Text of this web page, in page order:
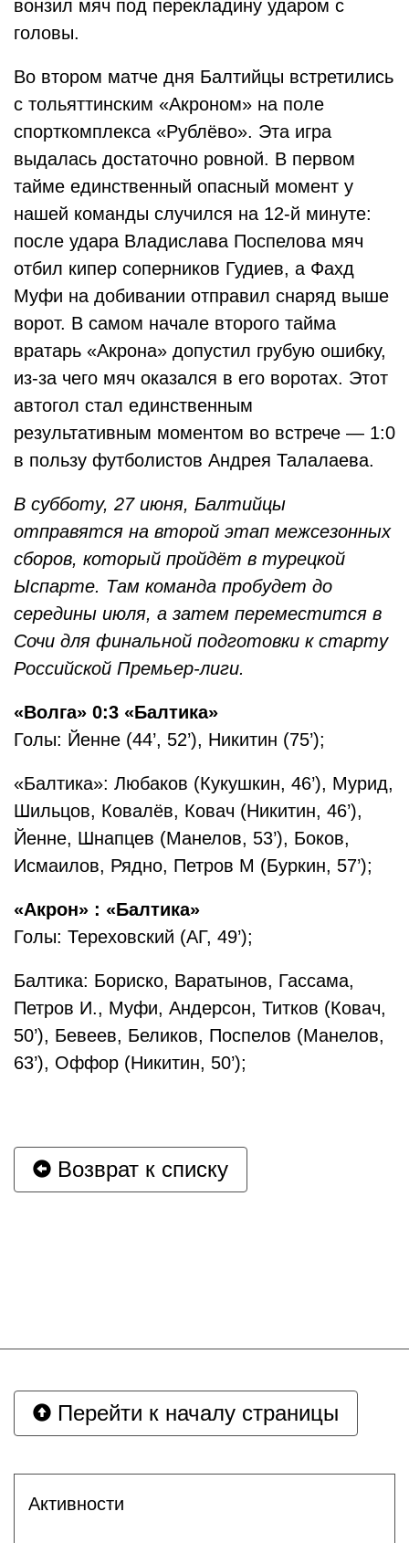
вонзил мяч под перекладину ударом с
головы.
Во втором матче дня Балтийцы встретились
с тольяттинским «Акроном» на поле
спорткомплекса «Рублёво». Эта игра
выдалась достаточно ровной. В первом
тайме единственный опасный момент у
нашей команды случился на 12-й минуте:
после удара Владислава Поспелова мяч
отбил кипер соперников Гудиев, а Фахд
Муфи на добивании отправил снаряд выше
ворот. В самом начале второго тайма
вратарь «Акрона» допустил грубую ошибку,
из-за чего мяч оказался в его воротах. Этот
автогол стал единственным
результативным моментом во встрече — 1:0
в пользу футболистов Андрея Талалаева.
В субботу, 27 июня, Балтийцы
отправятся на второй этап межсезонных
сборов, который пройдёт в турецкой
Ыспарте. Там команда пробудет до
середины июля, а затем переместится в
Сочи для финальной подготовки к старту
Российской Премьер-лиги.
«Волга» 0:3 «Балтика»
Голы: Йенне (44’, 52’), Никитин (75’);
«Балтика»: Любаков (Кукушкин, 46’), Мурид,
Шильцов, Ковалёв, Ковач (Никитин, 46’),
Йенне, Шнапцев (Манелов, 53’), Боков,
Исмаилов, Рядно, Петров М (Буркин, 57’);
«Акрон» : «Балтика»
Голы: Тереховский (АГ, 49’);
Балтика: Бориско, Варатынов, Гассама,
Петров И., Муфи, Андерсон, Титков (Ковач,
50’), Бевеев, Беликов, Поспелов (Манелов,
63’), Оффор (Никитин, 50’);
Возврат к списку
Перейти к началу страницы
Активности